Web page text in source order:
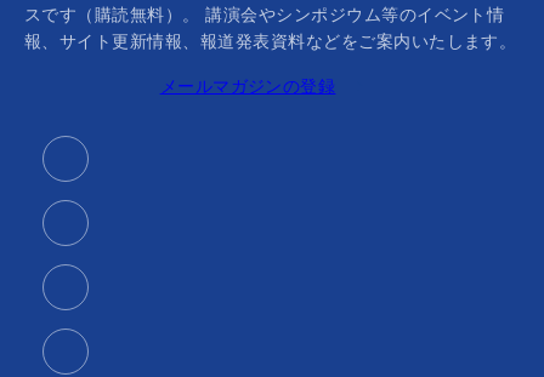
スです（購読無料）。 講演会やシンポジウム等のイベント情
報、サイト更新情報、報道発表資料などをご案内いたします。
メールマガジンの登録